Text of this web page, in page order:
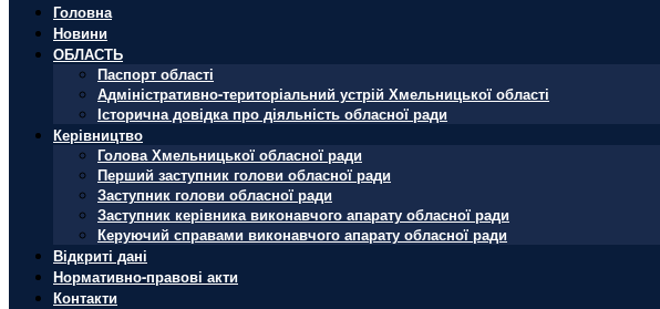
Головна
Новини
ОБЛАСТЬ
Паспорт області
Адміністративно-територіальний устрій Хмельницької області
Історична довідка про діяльність обласної ради
Керівництво
Голова Хмельницької обласної ради
Перший заступник голови обласної ради
Заступник голови обласної ради
Заступник керівника виконавчого апарату обласної ради
Керуючий справами виконавчого апарату обласної ради
Відкриті дані
Нормативно-правові акти
Контакти